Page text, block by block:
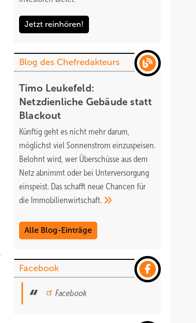
Jetzt reinhören!
Blog des Chefredakteurs
Timo Leukefeld:
Netzdienliche Gebäude statt
Blackout
Künftig geht es nicht mehr darum,
möglichst viel Sonnenstrom einzuspeisen.
Belohnt wird, wer Überschüsse aus dem
Netz abnimmt oder bei Unterversorgung
einspeist. Das schafft neue Chancen für
die Immobilienwirtschaft.
Alle Blog-Einträge
Facebook
Facebook